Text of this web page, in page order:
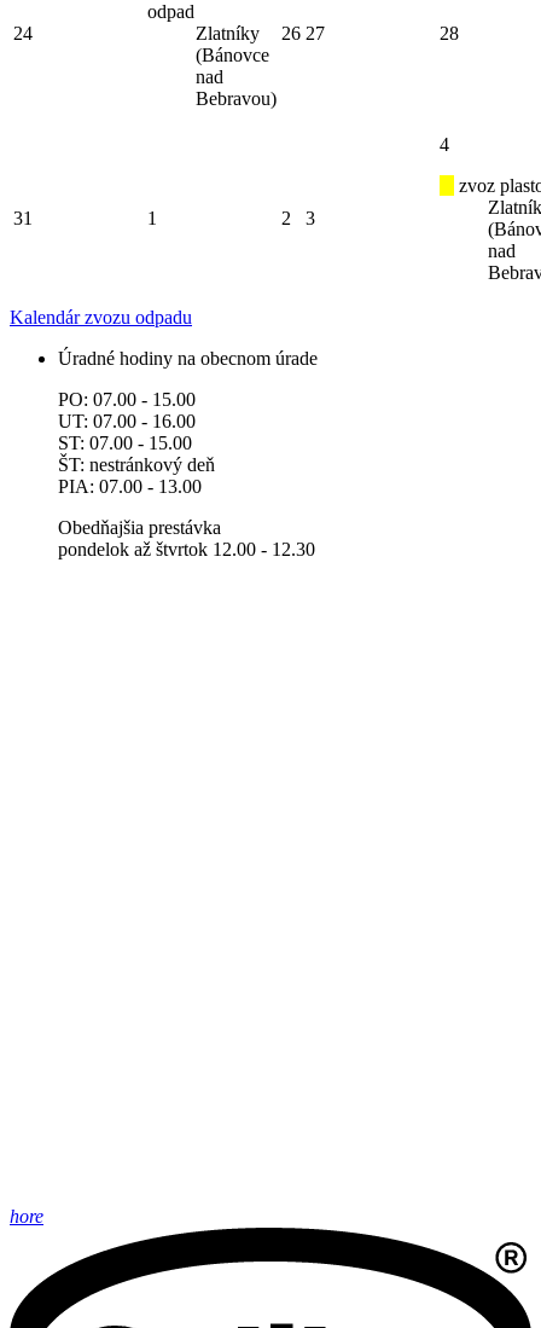
24
odpad
Zlatníky
(Bánovce
nad
Bebravou)
26 27 28
31 1 2 3
4
zvoz
nad
Kalendár zvozu odpadu
Úradné hodiny na obecnom úrade
PO: 07.00 - 15.00
UT: 07.00 - 16.00
ST: 07.00 - 15.00
ŠT: nestránkový deň
PIA: 07.00 - 13.00
Obedňajšia prestávka
pondelok až štvrtok 12.00 - 12.30
hore